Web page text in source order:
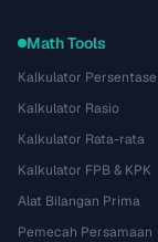
Math Tools
Kalkulator Persentase
Kalkulator Rasio
Kalkulator Rata-rata
Kalkulator FPB & KPK
Alat Bilangan Prima
Pemecah Persamaan